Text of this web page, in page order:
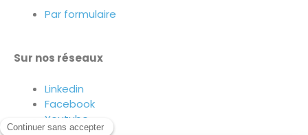
Par formulaire
Sur nos réseaux
Linkedin
Facebook
Youtube